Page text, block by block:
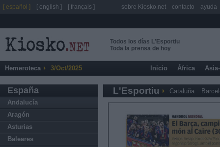
Todos los días L'Esportiu
Toda la prensa de hoy
Hemeroteca 3/Oct/2025 Inicio África
España
Andalucía
Aragón
Asturias
Baleares
L'Esportiu Cataluña
[ español ] [ english ] [ français ] sobre Kiosko.net contacto ayuda